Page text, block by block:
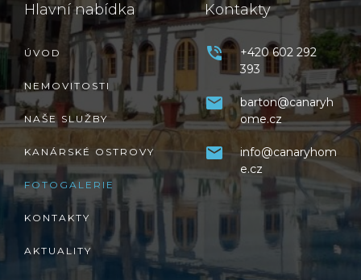
Hlavní nabídka
ÚVOD
NEMOVITOSTI
NAŠE SLUŽBY
KANÁRSKÉ OSTROVY
FOTOGALERIE
KONTAKTY
AKTUALITY
Kontakty
+420 602 292
393
barton@canaryh
ome.cz
info@canaryhom
e.cz